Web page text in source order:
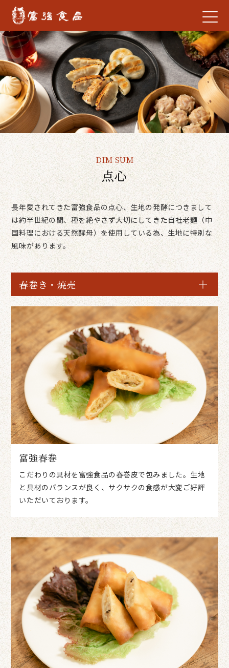
DIM SUM
点心
長年愛されてきた富強食品の点心、生地の発酵につきまして
は約半世紀の間、種を絶やさず大切にしてきた自社老麺（中
国料理における天然酵母）を使用している為、生地に特別な
風味があります。
春巻き・焼売
富強春巻
こだわりの具材を富強食品の春巻皮で包みました。生地
と具材のバランスが良く、サクサクの食感が大変ご好評
いただいております。